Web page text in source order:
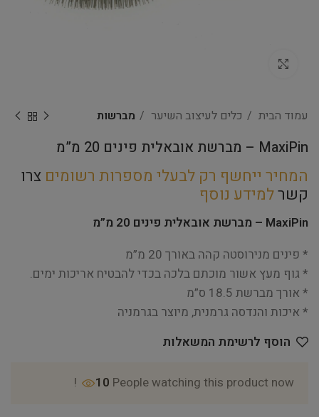
עמוד הבית כלים לעיצוב השיער מברשות
MaxiPin – מברשת אובאלית פינים 20 מ”מ
המחיר ייחשף רק לבעלי מספרות רשומים צרו
קשרלמידע נוסף
MaxiPin – מברשת אובאלית פינים 20 מ”מ
* פינים מנירוסטה קהה באורך 20 מ”מ
* גוף מעץ אשור מוכתם בלכה בכדי להבטיח אריכות ימים.
* אורך מברשת 18.5 ס”מ
* איכות והנדסה גרמנית, מיוצר בגרמניה
הוסף לרשימת המשאלות
10 People watching this product now!